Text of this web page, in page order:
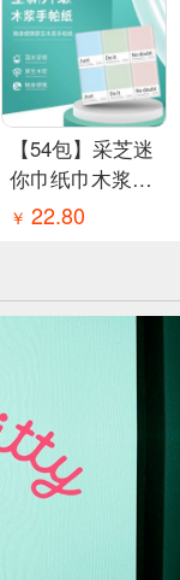
【54包】采芝迷
你巾纸巾木浆湿
水不易破手帕纸
区不发货）
￥22.80